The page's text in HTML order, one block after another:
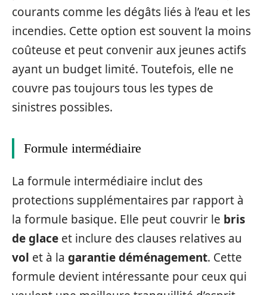
courants comme les dégâts liés à l’eau et les
incendies. Cette option est souvent la moins
coûteuse et peut convenir aux jeunes actifs
ayant un budget limité. Toutefois, elle ne
couvre pas toujours tous les types de
sinistres possibles.
Formule intermédiaire
La formule intermédiaire inclut des
protections supplémentaires par rapport à
la formule basique. Elle peut couvrir le bris
de glace et inclure des clauses relatives au
vol et à la garantie déménagement. Cette
formule devient intéressante pour ceux qui